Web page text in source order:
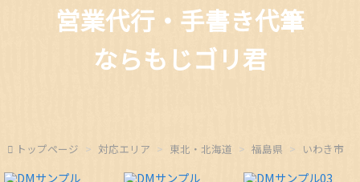
営業代行・手書き代筆
ならもじゴリ君
トップページ 対応エリア 東北・北海道 福島県 いわき市